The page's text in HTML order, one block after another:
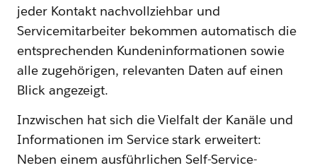
jeder Kontakt nachvollziehbar und
Servicemitarbeiter bekommen automatisch die
entsprechenden Kundeninformationen sowie
alle zugehörigen, relevanten Daten auf einen
Blick angezeigt.
Inzwischen hat sich die Vielfalt der Kanäle und
Informationen im Service stark erweitert:
Neben einem ausführlichen Self-Service-